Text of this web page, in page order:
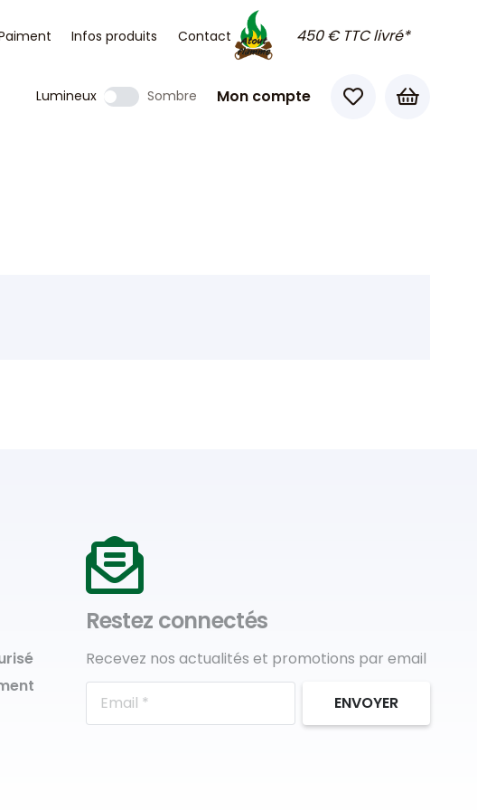
Infos produits Contact 450 € TTC livré*
Lumineux Sombre Mon compte
Restez connectés
Recevez nos actualités et promotions par email
ENVOYER